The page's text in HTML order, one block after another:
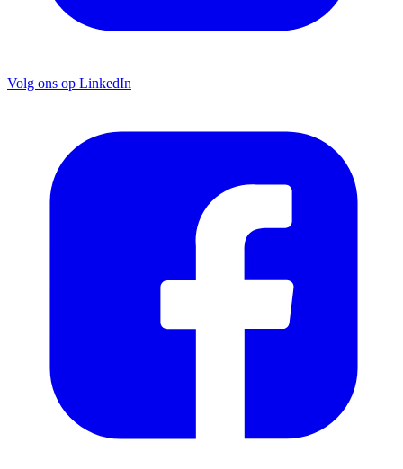
Volg ons op LinkedIn